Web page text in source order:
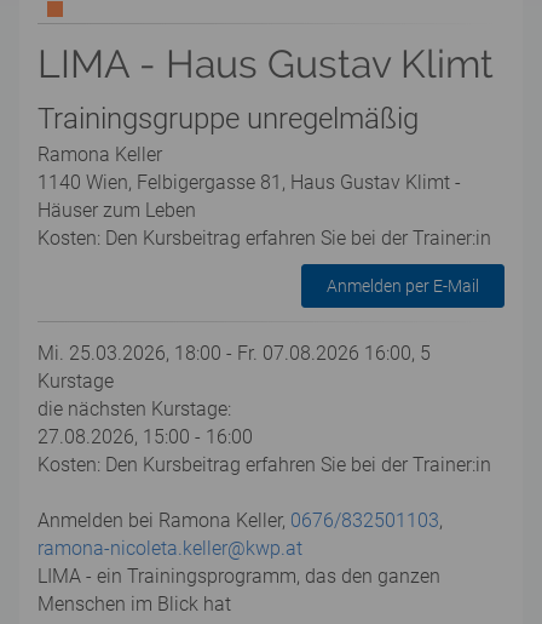
LIMA - Haus Gustav Klimt
Trainingsgruppe unregelmäßig
Ramona Keller
1140 Wien, Felbigergasse 81, Haus Gustav Klimt -
Häuser zum Leben
Kosten: Den Kursbeitrag erfahren Sie bei der Trainer:in
Anmelden per E-Mail
Mi. 25.03.2026, 18:00 - Fr. 07.08.2026 16:00, 5
Kurstage
die nächsten Kurstage:
27.08.2026, 15:00 - 16:00
Kosten: Den Kursbeitrag erfahren Sie bei der Trainer:in
Anmelden bei Ramona Keller, 0676/832501103,
ramona-nicoleta.keller@kwp.at
LIMA - ein Trainingsprogramm, das den ganzen
Menschen im Blick hat